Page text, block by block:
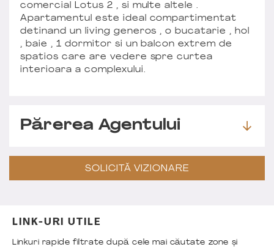
comercial Lotus 2 , si multe altele .
Apartamentul este ideal compartimentat
detinand un living generos , o bucatarie , hol
, baie , 1 dormitor si un balcon extrem de
spatios care are vedere spre curtea
interioara a complexului.
Părerea Agentului
SOLICITĂ VIZIONARE
LINK-URI UTILE
Linkuri rapide filtrate după cele mai căutate zone și